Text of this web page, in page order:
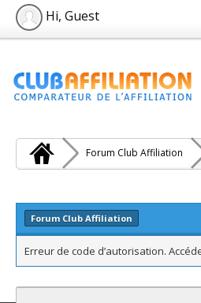
Hi, Guest
Forum Club Affiliation
Forum Club Affiliation
Erreur de code d’autorisation.